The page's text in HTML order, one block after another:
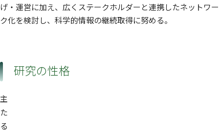
げ・運営に加え、広くステークホルダーと連携したネットワー
ク化を検討し、科学的情報の継続取得に努める。
研究の性格
主
た
る